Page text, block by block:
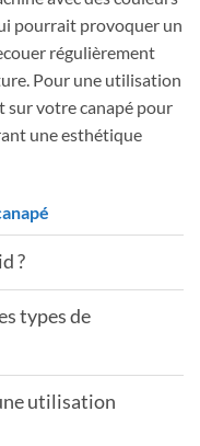
pourrait provoquer un
régulièrement
Pour une utilisation
sur votre canapé pour
une esthétique
?
types de
utilisation